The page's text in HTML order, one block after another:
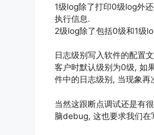
1级log除了打印0级log外
执行信息.
2级log除了包括0级和1级
日志级别写入软件的配置
客户时默认级别为0级, 如
件中的日志级别, 当现象
当然这跟断点调试还是有
脑debug, 这也要求我们在